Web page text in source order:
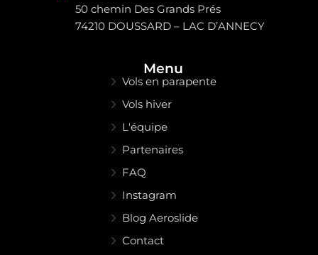
50 chemin Des Grands Prés
74210 DOUSSARD – LAC D’ANNECY
Menu
Vols en parapente
Vols hiver
L'équipe
Partenaires
FAQ
Instagram
Blog Aeroslide
Contact